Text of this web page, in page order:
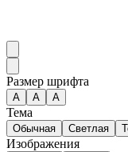
Размер шрифта
А A A
Тема
Обычная Светлая
Изображения